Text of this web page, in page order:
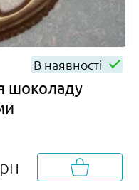
В наявності
шоколаду